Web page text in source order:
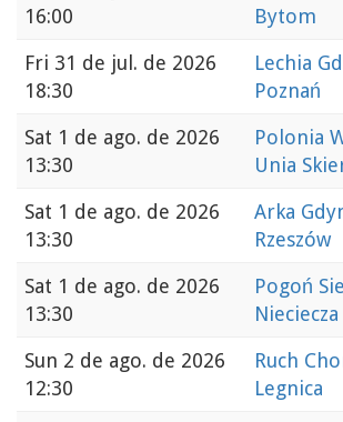
16:00
Bytom
Fri 31 de jul. de 2026
18:30
Lechia
Poznań
Sat 1 de ago. de 2026
13:30
Polonia
Unia
Sat 1 de ago. de 2026
13:30
Arka
Rzeszów
Sat 1 de ago. de 2026
13:30
Pogoń
Nieciecza
Sun 2 de ago. de 2026
12:30
Ruch
Legnica